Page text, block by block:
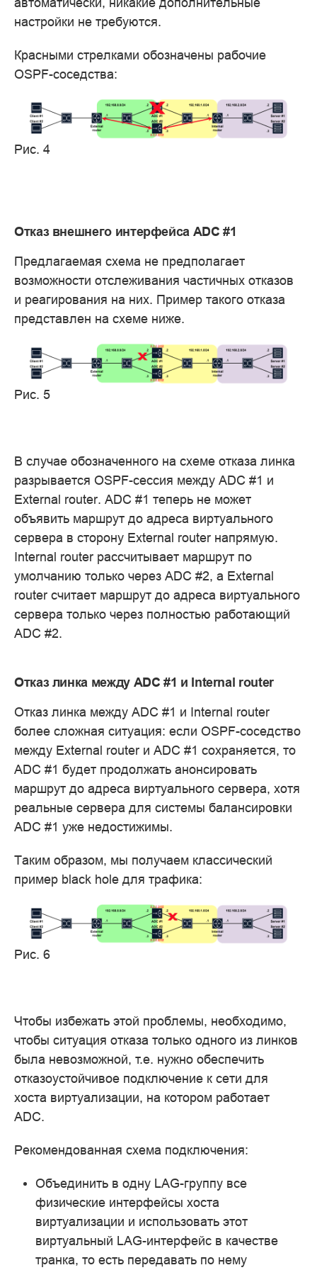
настройки не требуются.
Красными стрелками обозначены рабочие
OSPF-соседства:
Рис. 4
Отказ внешнего интерфейса ADC #1
Предлагаемая схема не предполагает
возможности отслеживания частичных отказов
и реагирования на них. Пример такого отказа
представлен на схеме ниже.
Рис. 5
В случае обозначенного на схеме отказа линка
разрывается OSPF-сессия между ADC #1 и
External router. ADC #1 теперь не может
объявить маршрут до адреса виртуального
сервера в сторону External router напрямую.
Internal router рассчитывает маршрут по
умолчанию только через ADC #2, а External
router считает маршрут до адреса виртуального
сервера только через полностью работающий
ADC #2.
Отказ линка между ADC #1 и Internal router
Отказ линка между ADC #1 и Internal router
более сложная ситуация: если OSPF-соседство
между External router и ADC #1 сохраняется, то
ADC #1 будет продолжать анонсировать
маршрут до адреса виртуального сервера, хотя
реальные сервера для системы балансировки
ADC #1 уже недостижимы.
Таким образом, мы получаем классический
пример black hole для трафика:
Рис. 6
Чтобы избежать этой проблемы, необходимо,
чтобы ситуация отказа только одного из линков
была невозможной, т.е. нужно обеспечить
отказоустойчивое подключение к сети для
хоста виртуализации, на котором работает
ADC.
Рекомендованная схема подключения:
Объединить в одну LAG-группу все
физические интерфейсы хоста
виртуализации и использовать этот
виртуальный LAG-интерфейс в качестве
транка, то есть передавать по нему